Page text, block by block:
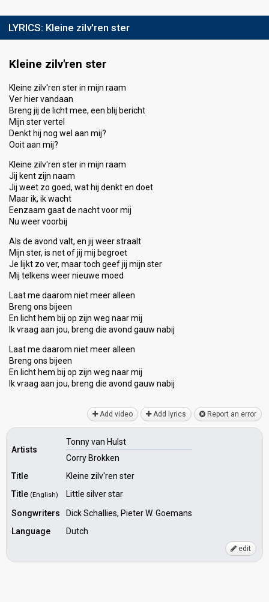
LYRICS: Kleine zilv'ren ster
Kleine zilv'ren ster
Kleine zilv'ren ster in mijn raam
Ver hier vandaan
Breng jij de licht mee, een blij bericht
Mijn ster vertel
Denkt hij nog wel aan mij?
Ooit aan mij?
Kleine zilv'ren ster in mijn raam
Jij kent zijn naam
Jij weet zo goed, wat hij denkt en doet
Maar ik, ik wacht
Eenzaam gaat de nacht voor mij
Nu weer voorbij
Als de avond valt, en jij weer straalt
Mijn ster, is net of jij mij begroet
Je lijkt zo ver, maar toch geef jij mijn ster
Mij telkens weer nieuwe moed
Laat me daarom niet meer alleen
Breng ons bijeen
En licht hem bij op zijn weg naar mij
Ik vraag aan jou, breng die avond gauw nabij
Laat me daarom niet meer alleen
Breng onѕ bijeen
En licht hem bij op zijn weg naar mij
Ik vraag aan jou, breng die avond gauw nаbij
Add video Add lyrics Report an error
Artists
Tonny van Hulst
Corry Brokken
Title
Kleine zilv'ren ster
Title (English)
Little silver star
Songwriters
Dick Schallies, Pieter W. Goemans
Language
Dutch
edit